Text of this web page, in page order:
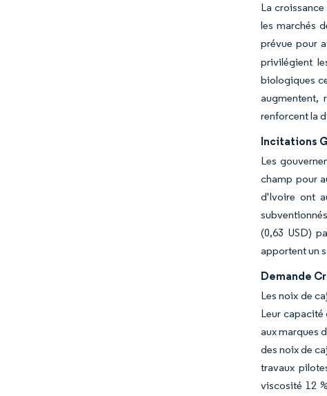
La
les marchés
prévue pour
privilégient
biologiques
augmentent,
renforcent la
Incitations
Les
champ pour
d'Ivoire ont
(0,63 USD)
apportent un
Demande
Les noix de
Leur capacité
aux marques
des noix de
travaux
viscosité 12